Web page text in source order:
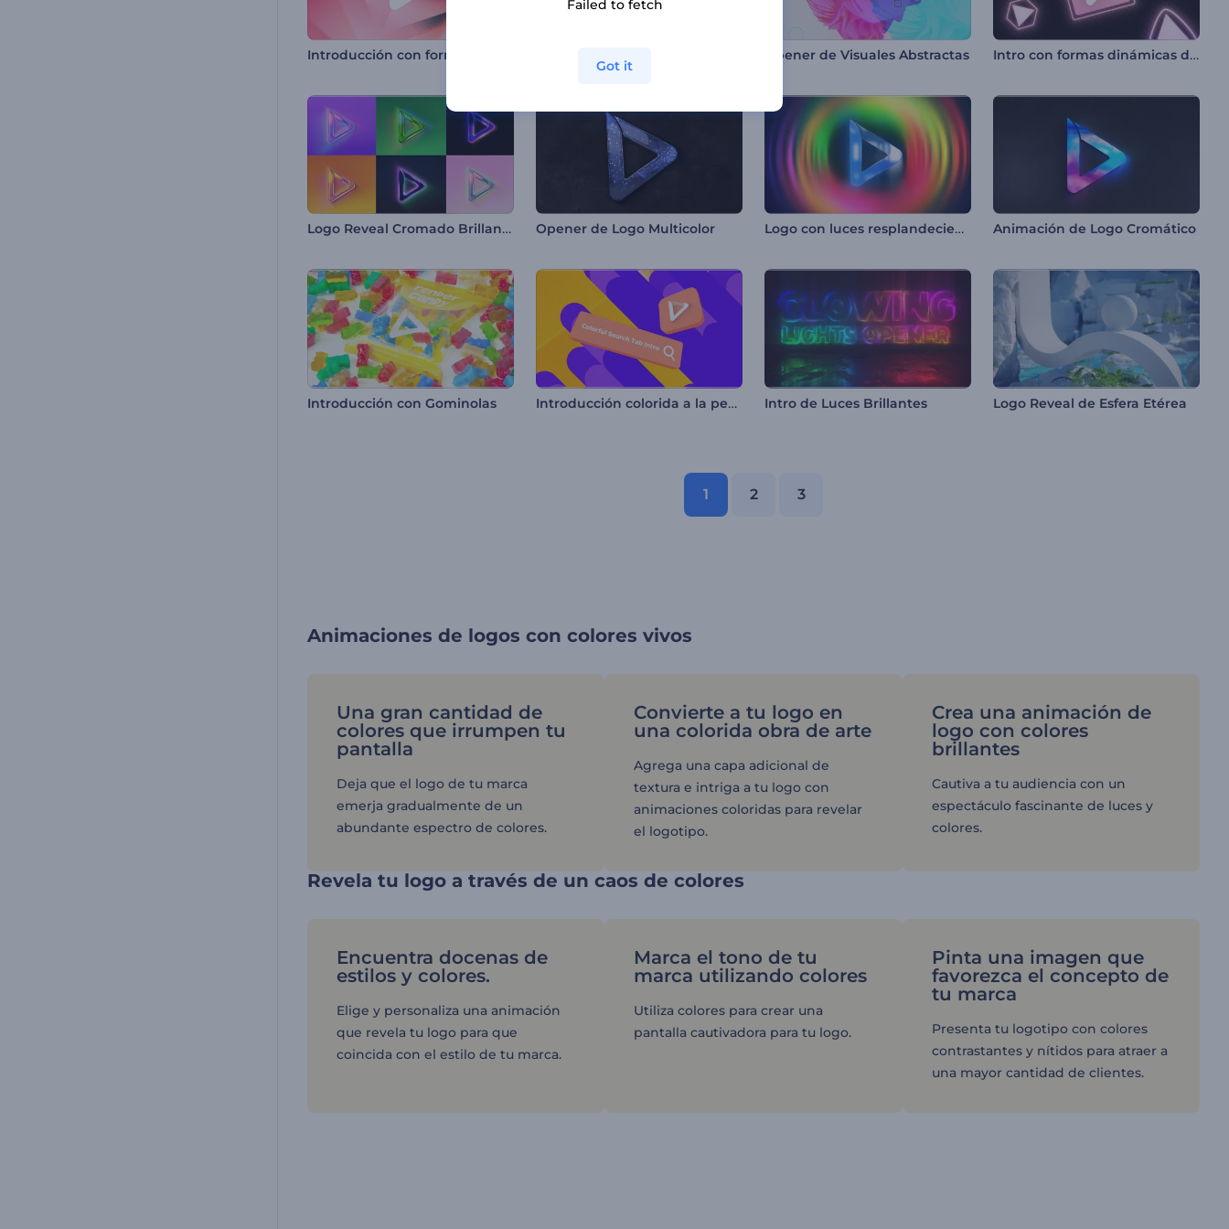
Opener de Visuales Abstractas Intro con formas dinámicas de neón
Logo Reveal Cromado Brillante Opener de Logo Multicolor Logo con luces resplandecientes Animación de Logo Cromático
Introducción con Gominolas Introducción colorida a la pestaña de búsqueda Intro de Luces Brillantes Logo Reveal de Esfera Etérea
1 2 3
Animaciones de logos con colores vivos
Una gran cantidad de
colores que irrumpen tu
pantalla
Deja que el logo de tu marca
emerja gradualmente de un
abundante espectro de colores.
Convierte a tu logo en
una colorida obra de arte
Agrega una capa adicional de
textura e intriga a tu logo con
animaciones coloridas para revelar
el logotipo.
Crea una animación de
logo con colores
brillantes
Cautiva a tu audiencia con un
espectáculo fascinante de luces y
colores.
Revela tu logo a través de un caos de colores
Encuentra docenas de
estilos y colores.
Elige y personaliza una animación
que revela tu logo para que
coincida con el estilo de tu marca.
Marca el tono de tu
marca utilizando colores
Utiliza colores para crear una
pantalla cautivadora para tu logo.
Pinta una imagen que
favorezca el concepto de
tu marca
Presenta tu logotipo con colores
contrastantes y nítidos para atraer a
una mayor cantidad de clientes.
Failed to fetch
Got it